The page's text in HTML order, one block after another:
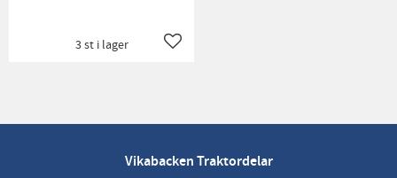
Lägg till i favoriter
3 st i lager
Vikabacken Traktordelar